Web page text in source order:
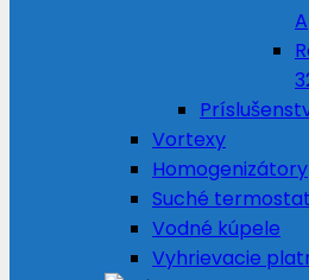
A
Vortexy
Homogenizátory
Suché
Vodné kúpele
Vyhrievacie